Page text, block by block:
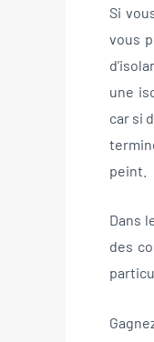
Si
vous
une
car si
peint.
Dans
des